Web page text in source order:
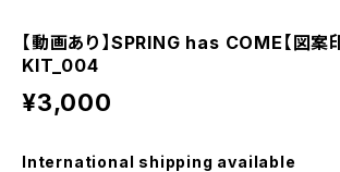
【動画あり】SPRING has COME【図案
KIT_004
¥3,000
International shipping available